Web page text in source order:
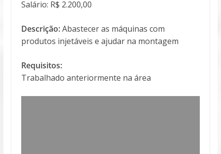
Salário: R$ 2.200,00
Descrição:Abastecer as máquinas com
produtos injetáveis e ajudar na montagem
Requisitos:
Trabalhado anteriormente na área